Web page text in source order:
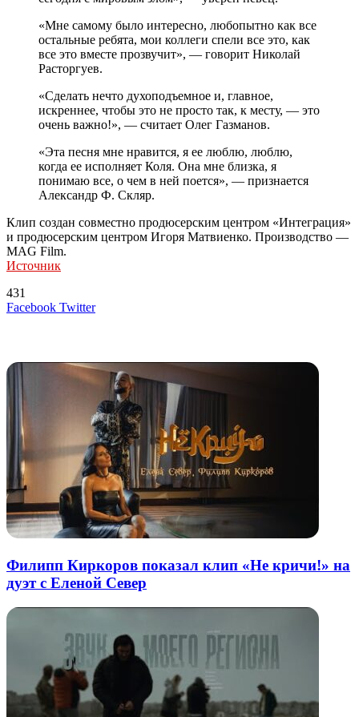
«Мне самому было интересно, любопытно как все
остальные ребята, мои коллеги спели все это, как
все это вместе прозвучит», — говорит Николай
Расторгуев.
«Сделать нечто духоподъемное и, главное,
искреннее, чтобы это не просто так, к месту, — это
очень важно!», — считает Олег Газманов.
«Эта песня мне нравится, я ее люблю, люблю,
когда ее исполняет Коля. Она мне близка, я
понимаю все, о чем в ней поется», — признается
Александр Ф. Скляр.
Клип создан совместно продюсерским центром «Интеграция»
и продюсерским центром Игоря Матвиенко. Производство —
MAG Film.
Источник
431
Facebook TwitterLinkedIn
Tumblr
Reddit
Вконтакте
Одноклассники
Skype
Messenger
Messenger
WhatsApp
Telegram
Viber
Line
Поделиться
Печатать
Филипп Киркоров показал клип «Не кричи!» на
дуэт с Еленой Север